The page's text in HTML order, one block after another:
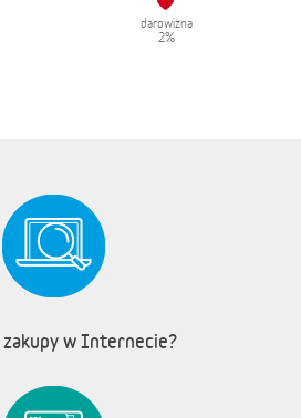
darowizna
2%
zakupy w Internecie?